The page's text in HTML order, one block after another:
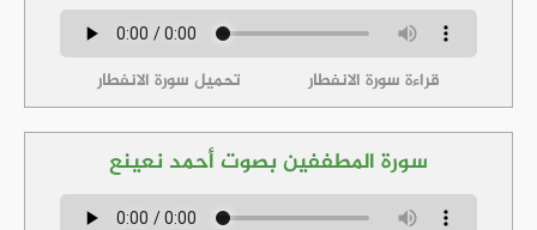
قراءة سورة الانفطار تحميل سورة الانفطار
سورة المطففين بصوت أحمد نعينع